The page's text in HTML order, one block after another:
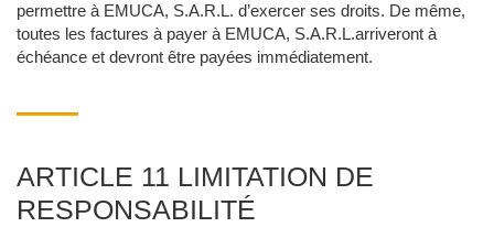
permettre à EMUCA, S.A.R.L. d’exercer ses droits. De même,
toutes les factures à payer à EMUCA, S.A.R.L.arriveront à
échéance et devront être payées immédiatement.
ARTICLE 11 LIMITATION DE
RESPONSABILITÉ